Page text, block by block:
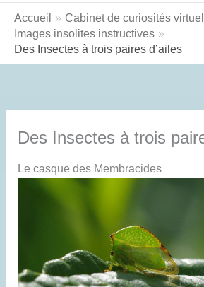
Accueil
Cabinet de curiosités virtuel
Images insolites instructives
Des Insectes à trois paires d’ailes
Des Insectes à trois
Le casque des Membracides